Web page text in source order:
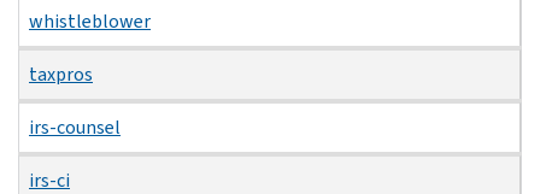
whistleblower
taxpros
irs-counsel
irs-ci